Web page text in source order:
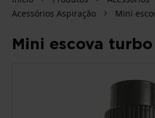
Acessórios Aspiração
Mini
Mini escova